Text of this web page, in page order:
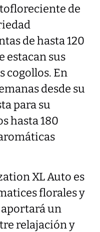
de
de hasta 120
estacan sus
cogollos. En
desde su
para su
hasta 180
XL Auto es
florales y
un
relajación y